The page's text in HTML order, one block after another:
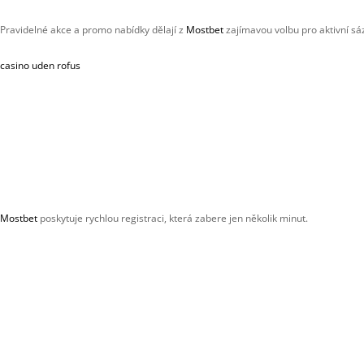
Pravidelné akce a promo nabídky dělají z Mostbetzajímavou volbu pro aktivní
casino uden rofus
Mostbet poskytuje rychlou registraci, která zabere jen několik minut.